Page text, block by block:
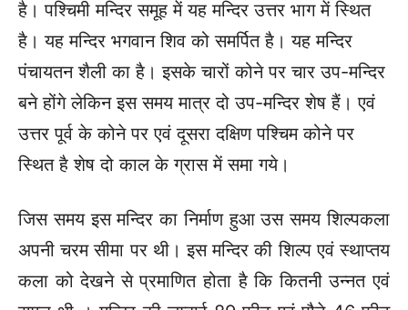
है। पश्चिमी मन्दिर समूह में यह मन्दिर उत्तर भाग में स्थित
है। यह मन्दिर भगवान शिव को समर्पित है। यह मन्दिर
पंचायतन शैली का है। इसके चारों कोने पर चार उप-मन्दिर
बने होंगे लेकिन इस समय मात्र दो उप-मन्दिर शेष हैं। एवं
उत्तर पूर्व के कोने पर एवं दूसरा दक्षिण पश्चिम कोने पर
स्थित है शेष दो काल के ग्रास में समा गये।
जिस समय इस मन्दिर का निर्माण हुआ उस समय शिल्पकला
अपनी चरम सीमा पर थी। इस मन्दिर की शिल्प एवं स्थाप्तय
कला को देखने से प्रमाणित होता है कि कितनी उन्नत एवं